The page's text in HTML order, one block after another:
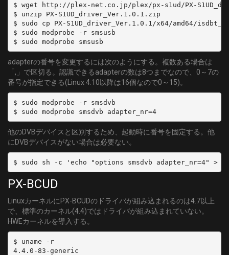
$ wget http://plex-net.co.jp/plex/px-s1ud/PX-
$ unzip PX-S1UD_driver_Ver.1.0.1.zip
$ sudo cp PX-S1UD_driver_Ver.1.0.1/x64/amd64/
$ sudo modprobe -r smsusb
adapterの番号を変更するには次のようにする。複数ある場合は
「,」で区切る。認識できるadapterの数は8つまでなので、0～7の
番号が指定できる(Linux 4.10以降は16個なので0～15)。
$ sudo modprobe -r smsdvb
$ sudo modprobe smsdvb adapter_nr=4
他のDVBデバイスと区別するため、起動時に番号を固定する。他
にDVBデバイスがない場合は必要ない。
PX-BCUD
LinuxカーネルにPX-BCUDのドライバが組み込まれるのは4.7以上
で、標準のカーネル(4.4)ではドライバが組み込まれていない。
HWEカーネルを導入する。
$ uname -r
4.4.0-83-generic